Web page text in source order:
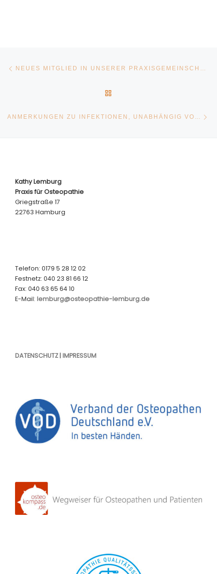
NEUES MITGLIED IN UNSERER PRAXISGEMEINSCHAFT
ANMERKUNGEN ZU INFEKTIONEN, UNABHÄNGIG VON CORONA
Kathy Lemburg
Praxis für Osteopathie
Griegstraße 17
22763 Hamburg
Telefon: 0179 5 28 12 02
Festnetz: 040 23 81 66 12
Fax: 040 63 65 64 10
E-Mail: lemburg@osteopathie-lemburg.de
DATENSCHUTZ| IMPRESSUM